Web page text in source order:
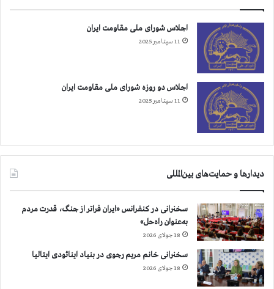
اجلاس شورای ملی مقاومت ایران
11 سپتامبر 2025
اجلاس دو روزه شورای ملی مقاومت ایران
11 سپتامبر 2025
دیدارها و حمایت‌های بین‌المللی
سخنرانی در کنفرانس «ایران فراتر از جنگ، قدرت مردم
به‌عنوان راه‌حل»
18 جولای 2026
سخنرانی خانم مریم رجوی در بنیاد اینائودی ایتالیا
18 جولای 2026